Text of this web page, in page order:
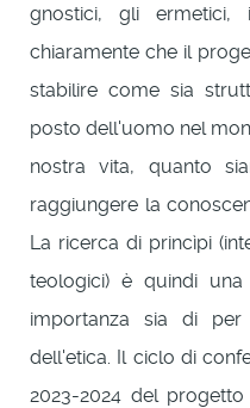
gnostici, gli ermetici,
chiaramente che il
stabilire come sia
posto dell'uomo nel
nostra vita, quanto
raggiungere la
La ricerca di princìpi
teologici) è quindi
importanza sia di
dell'etica. Il ciclo di
2023-2024 del